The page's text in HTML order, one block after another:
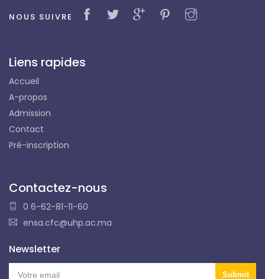
NOUS SUIVRE
Liens rapides
Accueil
A-propos
Admission
Contact
Pré-inscription
Contactez-nous
0 6-62-81-11-60
ensa.cfc@uhp.ac.ma
Newsletter